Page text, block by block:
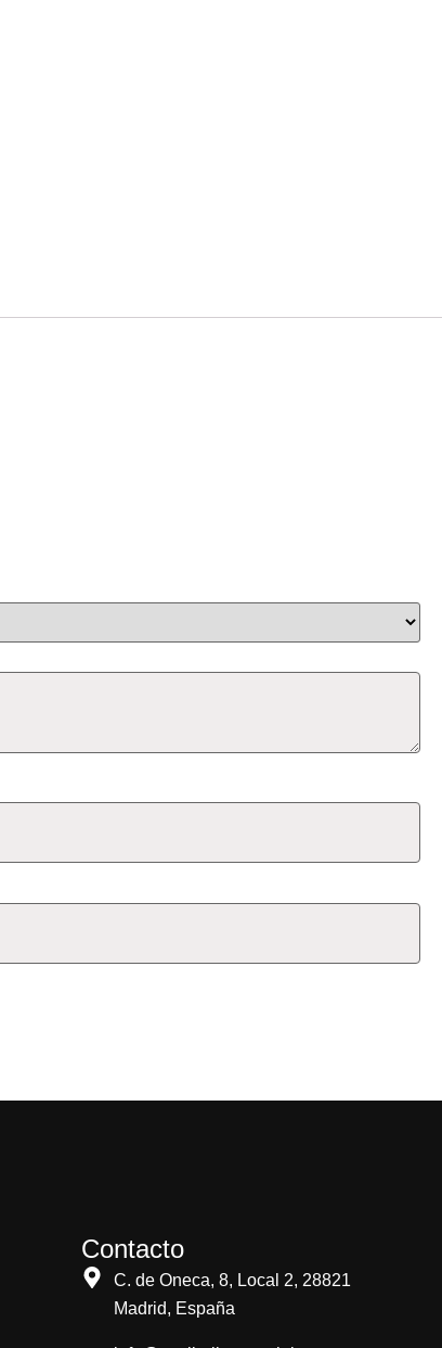
Contacto
C. de Oneca, 8, Local 2, 28821
Madrid, España